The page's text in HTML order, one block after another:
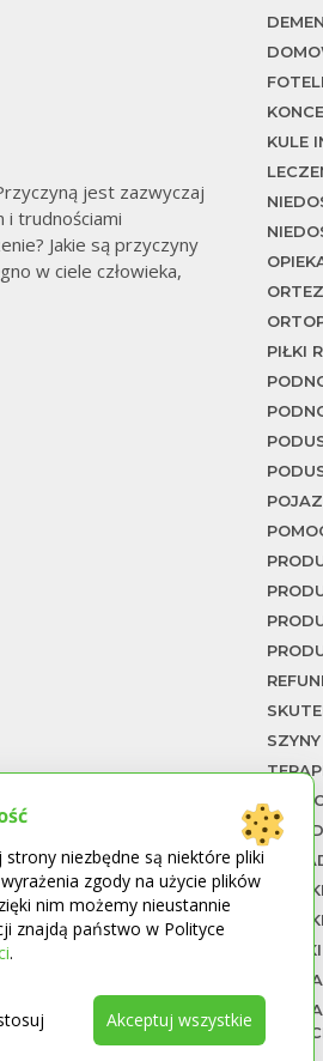
jest zazwyczaj
i trudnościami
Jakie są przyczyny
w ciele człowieka,
KULE
PIŁKI
niezbędne są niektóre pliki
zgody na użycie plików
nim możemy nieustannie
znajdą państwo w Polityce
.
Akceptuj wszystkie